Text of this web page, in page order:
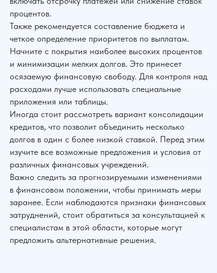
процентов.
Также рекомендуется составление бюджета и
четкое определение приоритетов по выплатам.
Начните с покрытия наиболее высоких процентов
и минимизации мелких долгов. Это принесет
осязаемую финансовую свободу. Для контроля над
расходами лучше использовать специальные
приложения или таблицы.
Иногда стоит рассмотреть вариант консолидации
кредитов, что позволит объединить несколько
долгов в один с более низкой ставкой. Перед этим
изучите все возможные предложения и условия от
различных финансовых учреждений.
Важно следить за прогнозируемыми изменениями
в финансовом положении, чтобы принимать меры
заранее. Если наблюдаются признаки финансовых
затруднений, стоит обратиться за консультацией к
специалистам в этой области, которые могут
предложить альтернативные решения.